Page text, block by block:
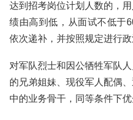
达到招考岗位计划人数的，
绩由高到低，从面试不低于
依次递补，并按照规定进行政
对军队烈士和因公牺牲军队
的兄弟姐妹、现役军人配偶
中的业务骨干，同等条件下优